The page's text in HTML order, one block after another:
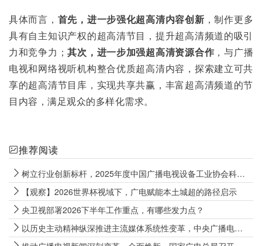
具体而言， 首先，进一步强化超高清内容创新 ，制作更多
具有自主知识产权的超高清节目，提升超高清频道的吸引
力和竞争力；其次，进一步加强超高清资源合作 ，与广播
电视和网络视听机构整合优质超高清内容，探索建立可共
享的超高清节目库，实现共享共赢，丰富超高清频道的节
目内容，满足观众的多样化需求。
推荐阅读
树立行业创新标杆，2025年度中国广播电视设备工业协会科技创新奖揭晓
【观察】2026世界杯视域下，广电赋能本土城超的路径启示
央卫视部署2026下半年工作重点，有哪些发力点？
以历史主动精神纵深推进主流媒体系统性变革，中央广播电视总台召开2026年年中工作推进会